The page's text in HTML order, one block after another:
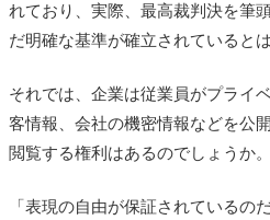
れており、実際、最高裁判決を筆
だ明確な基準が確立されていると
それでは、企業は従業員がプライ
客情報、会社の機密情報などを公
閲覧する権利はあるのでしょうか。
「表現の自由が保証されているの